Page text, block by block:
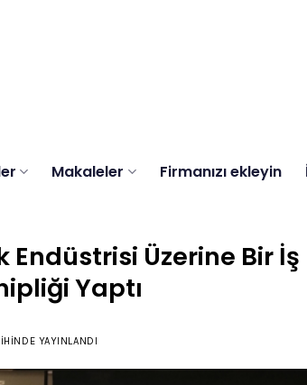
Makaleler Firmanızı ekleyin
Üzerine Bir İş
Yaptı
YAYINLANDI